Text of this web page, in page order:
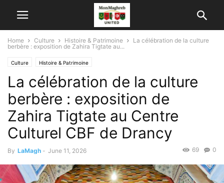
Home Culture Histoire & Patrimoine
La célébration de la culture
berbère : exposition de Zahira Tigtate au...
Culture Histoire & Patrimoine
La célébration de la culture
berbère : exposition de
Zahira Tigtate au Centre
Culturel CBF de Drancy
By LaMagh - June 11, 2026 0
69